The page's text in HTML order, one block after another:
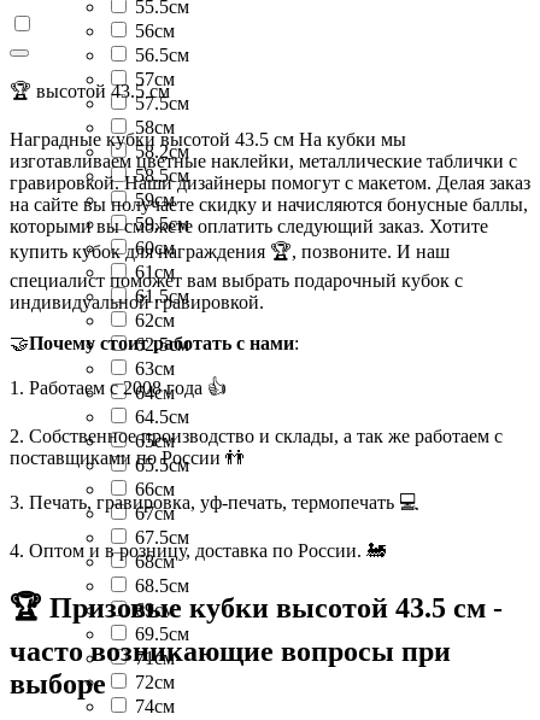
55.5см
56см
56.5см
57см
57.5см
58см
58.2см
58.5см
59см
59.5см
60см
61см
61.5см
62см
62.5см
63см
64см
64.5см
65см
65.5см
66см
67см
67.5см
68см
68.5см
69см
69.5см
71см
72см
74см
🏆 высотой 43.5 см
Наградные кубки высотой 43.5 см На кубки мы
изготавливаем цветные наклейки, металлические таблички с
гравировкой. Наши дизайнеры помогут с макетом. Делая заказ
на сайте вы получаете скидку и начисляются бонусные баллы,
которыми вы сможете оплатить следующий заказ. Хотите
купить кубок для награждения 🏆, позвоните. И наш
специалист поможет вам выбрать подарочный кубок с
индивидуальной гравировкой.
🤝Почему стоит работать с нами:
1. Работаем с 2008 года 👍
2. Собственное производство и склады, а так же работаем с
поставщиками по России 👬
3. Печать, гравировка, уф-печать, термопечать 💻
4. Оптом и в розницу, доставка по России. 🚂
🏆 Призовые кубки высотой 43.5 см -
часто возникающие вопросы при
выборе